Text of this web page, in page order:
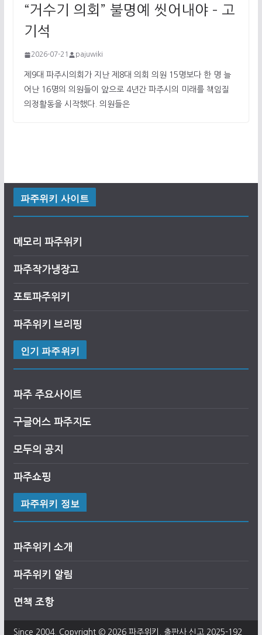
“거수기 의회” 불명예 씻어내야 – 고
기석
2026-07-21 pajuwiki
제9대 파주시의회가 지난 제8대 의회 의원 15명보다 한 명 늘
어난 16명의 의원들이 앞으로 4년간 파주시의 미래를 책임질
의정활동을 시작했다. 의원들은
파주위키 사이트
메모리 파주위키
파주작가냉장고
포토파주위키
파주위키 브리핑
인기 파주위키
파주 주요사이트
구글어스 파주지도
모두의 공지
파주쇼핑
파주위키 정보
파주위키 소개
파주위키 알림
면책 조항
Since 2004. Copyright © 2026 파주위키 . 출판사 신고 2025-192